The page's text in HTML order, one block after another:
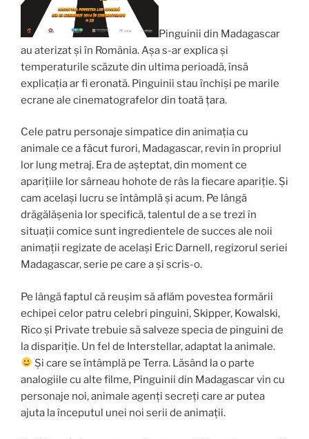
Pinguinii din Madagascar
au aterizat și în România. Așa s-ar explica și
temperaturile scăzute din ultima perioadă, însă
explicația ar fi eronată. Pinguinii stau închiși pe marile
ecrane ale cinematografelor din toată țara.
Cele patru personaje simpatice din animația cu
animale ce a făcut furori, Madagascar, revin în propriul
lor lung metraj. Era de așteptat, din moment ce
aparițiile lor sârneau hohote de râs la fiecare apariție. Și
cam același lucru se întâmplă și acum. Pe lângă
drăgălășenia lor specifică, talentul de a se trezi în
situații comice sunt ingredientele de succes ale noii
animații regizate de același Eric Darnell, regizorul seriei
Madagascar, serie pe care a și scris-o.
Pe lângă faptul că reușim să aflăm povestea formării
echipei celor patru celebri pinguini, Skipper, Kowalski,
Rico și Private trebuie să salveze specia de pinguini de
la dispariție. Un fel de Interstellar, adaptat la animale.
Și care se întâmplă pe Terra. Lăsând la o parte
analogiile cu alte filme, Pinguinii din Madagascar vin cu
personaje noi, animale agenți secreți care ar putea
ajuta la începutul unei noi serii de animații.